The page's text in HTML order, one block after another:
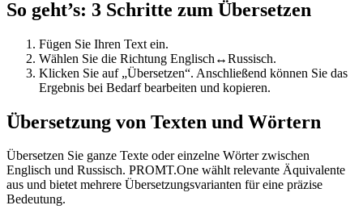
So geht’s: 3 Schritte zum Übersetzen
Fügen Sie Ihren Text ein.
Wählen Sie die Richtung Englisch↔Russisch.
Klicken Sie auf „Übersetzen“. Anschließend können Sie das
Ergebnis bei Bedarf bearbeiten und kopieren.
Übersetzung von Texten und Wörtern
Übersetzen Sie ganze Texte oder einzelne Wörter zwischen
Englisch und Russisch. PROMT.One wählt relevante Äquivalente
aus und bietet mehrere Übersetzungsvarianten für eine präzise
Bedeutung.